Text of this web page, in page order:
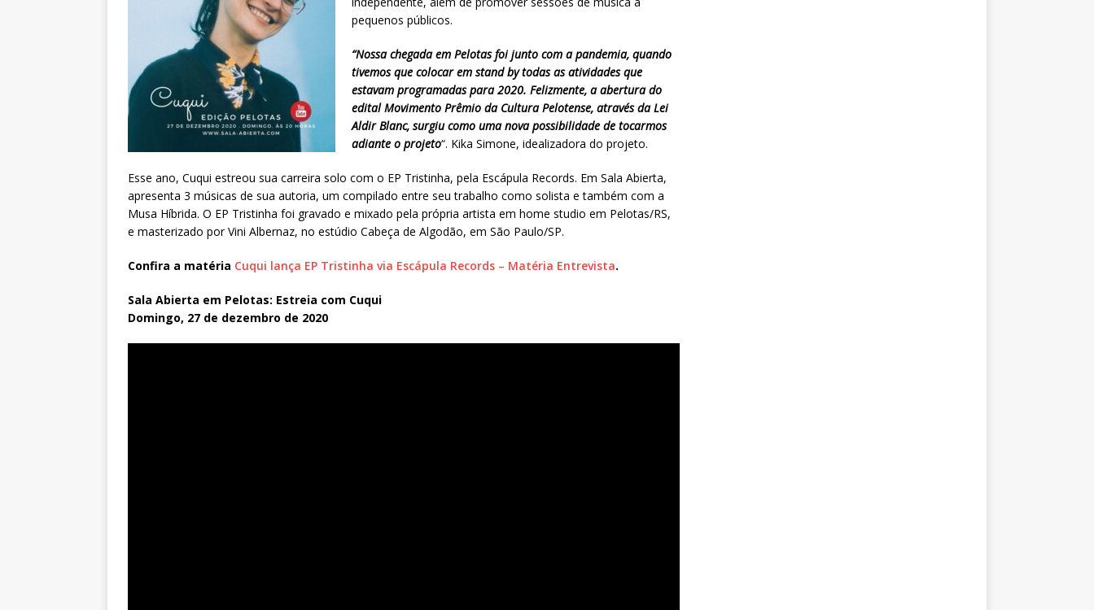
pequenos públicos.
“Nossa chegada em Pelotas foi junto com a pandemia, quando
tivemos que colocar em stand by todas as atividades que
estavam programadas para 2020. Felizmente, a abertura do
edital Movimento Prêmio da Cultura Pelotense, através da Lei
Aldir Blanc, surgiu como uma nova possibilidade de tocarmos
adiante o projeto“. Kika Simone, idealizadora do projeto.
Esse ano, Cuqui estreou sua carreira solo com o EP Tristinha, pela Escápula Records. Em Sala Abierta,
apresenta 3 músicas de sua autoria, um compilado entre seu trabalho como solista e também com a
Musa Híbrida. O EP Tristinha foi gravado e mixado pela própria artista em home studio em Pelotas/RS,
e masterizado por Vini Albernaz, no estúdio Cabeça de Algodão, em São Paulo/SP.
Confira a matéria Cuqui lança EP Tristinha via Escápula Records – Matéria Entrevista.
Sala Abierta em Pelotas: Estreia com Cuqui
Domingo, 27 de dezembro de 2020